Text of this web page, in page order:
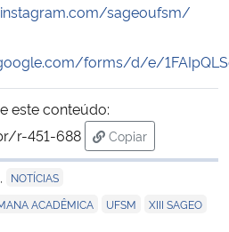
dos Direitos Humanos
sageoufsm/
forms/d/e/
este conteúdo:
r-451-688
Copiar
para área de
NOTÍCIAS
ACADÊMICA UFSM XIII SAGEO